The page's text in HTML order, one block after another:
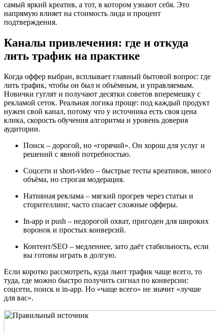
самый яркий креатив, а тот, в котором узнают себя. Это
напрямую влияет на стоимость лида и процент
подтверждения.
Каналы привлечения: где и откуда
лить трафик на практике
Когда оффер выбран, всплывает главный бытовой вопрос: где
лить трафик, чтобы он был и объёмным, и управляемым.
Новички гуглят и получают десятки советов вперемешку с
рекламой сеток. Реальная логика проще: под каждый продукт
нужен свой канал, потому что у источника есть своя цена
клика, скорость обучения алгоритма и уровень доверия
аудитории.
Поиск – дорогой, но «горячий». Он хорош для услуг и
решений с явной потребностью.
Соцсети и short‑video – быстрые тесты креативов, много
объёма, но строгая модерация.
Нативная реклама – мягкий прогрев через статьи и
сторителлинг, часто спасает сложные офферы.
In‑app и push – недорогой охват, пригоден для широких
воронок и простых конверсий.
Контент/SEO – медленнее, зато даёт стабильность, если
вы готовы играть в долгую.
Если коротко рассмотреть, куда льют трафик чаще всего, то
туда, где можно быстро получить сигнал по конверсии:
соцсети, поиск и in‑app. Но «чаще всего» не значит «лучше
для вас».